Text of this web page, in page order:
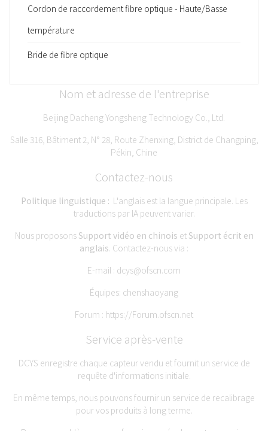
Cordon de raccordement fibre optique - Haute/Basse
température
Bride de fibre optique
Nom et adresse de l'entreprise
Beijing Dacheng Yongsheng Technology Co., Ltd.
Salle 316, Bâtiment 2, N° 28, Route Zhenxing, District de Changping,
Pékin, Chine
Contactez-nous
Politique linguistique : L'anglais est la langue principale. Les
traductions par IA peuvent varier.
Nous proposonsSupport vidéo en chinois etSupport écrit en
anglais. Contactez-nous via :
E-mail : dcys@ofscn.com
Équipes: chenshaoyang
Forum : https://Forum.ofscn.net
Service après-vente
DCYS enregistre chaque capteur vendu et fournit un service de
requête d'informations initiale.
En même temps, nous pouvons fournir un service de recalibrage
pour vos produits à long terme.